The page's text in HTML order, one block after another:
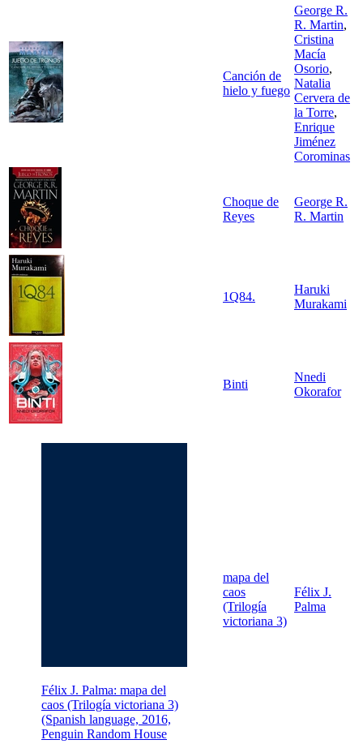
Canción de
hielo y fuego
George R.
R. Martin,
Cristina
Macía
Osorio,
Natalia
Cervera de
la Torre,
Enrique
Jiménez
Corominas
Choque de
Reyes
George R.
R. Martin
1Q84.
Haruki
Murakami
Binti
Nnedi
Okorafor
Félix J. Palma: mapa del
caos (Trilogía victoriana 3)
(Spanish language, 2016,
Penguin Random House
mapa del
caos
(Trilogía
victoriana 3)
Félix J.
Palma